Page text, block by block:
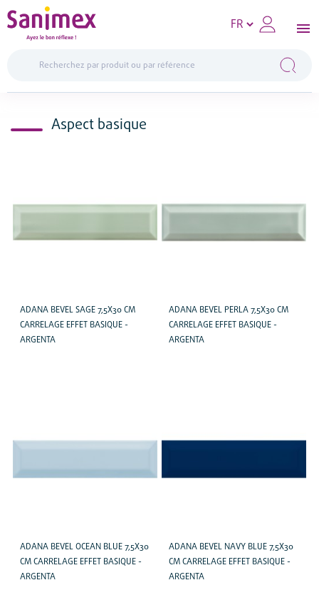
Aspect basique
ADANA BEVEL SAGE 7,5X30 CM
CARRELAGE EFFET BASIQUE -
ARGENTA
ADANA BEVEL PERLA 7,5X30 CM
CARRELAGE EFFET BASIQUE -
ARGENTA
ADANA BEVEL OCEAN BLUE 7,5X30
CM CARRELAGE EFFET BASIQUE -
ARGENTA
ADANA BEVEL NAVY BLUE 7,5X30
CM CARRELAGE EFFET BASIQUE -
ARGENTA